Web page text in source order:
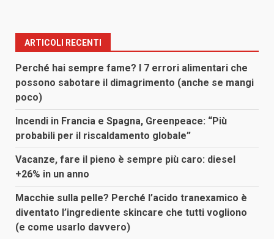
ARTICOLI RECENTI
Perché hai sempre fame? I 7 errori alimentari che
possono sabotare il dimagrimento (anche se mangi
poco)
Incendi in Francia e Spagna, Greenpeace: “Più
probabili per il riscaldamento globale”
Vacanze, fare il pieno è sempre più caro: diesel
+26% in un anno
Macchie sulla pelle? Perché l’acido tranexamico è
diventato l’ingrediente skincare che tutti vogliono
(e come usarlo davvero)